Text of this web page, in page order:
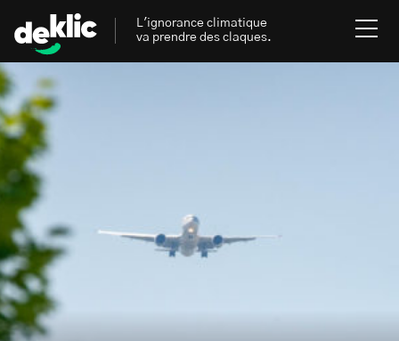
L'ignorance climatique
va prendre des claques.
Rechercher
:
Environnement
Aides, bons plans & cie
Énergies renouvelables
Mobilités durables
Les mots clés les plus